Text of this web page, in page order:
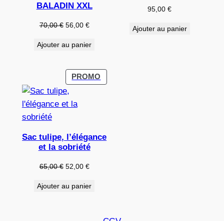
BALADIN XXL
70,00€ Le
initial
70,00 €.
56,00 €Le
actuel
56,00 €.
Ajouter au panier
95,00€
Ajouter au panier
PROMO
EN
Sac tulipe, l’élégance
et la sobriété
65,00€ Le
initial
52,00 €Le
actuel
Ajouter au panier